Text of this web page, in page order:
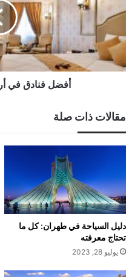
أردبيل
لإقامة
ممتعة
أفضل فنادق في
مقالات ذات صلة
دليل السياحة في طهران: كل ما
تحتاج معرفته
يوليو 28, 2023